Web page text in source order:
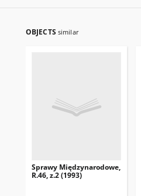
OBJECTS similar
Sprawy Międzynarodowe,
R.46, z.2 (1993)